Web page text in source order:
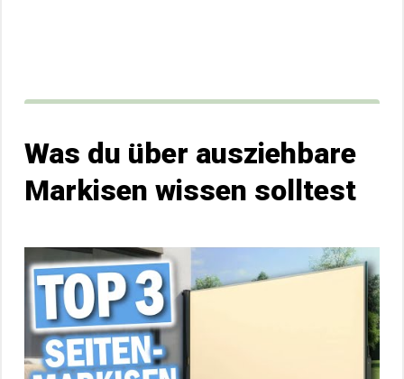
Was du über ausziehbare
Markisen wissen solltest